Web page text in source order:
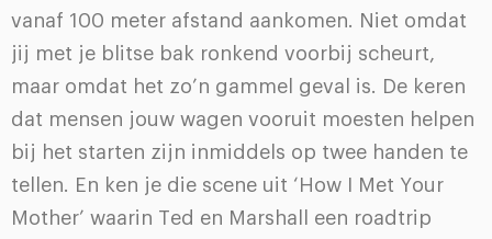
vanaf 100 meter afstand aankomen. Niet omdat
jij met je blitse bak ronkend voorbij scheurt,
maar omdat het zo’n gammel geval is. De keren
dat mensen jouw wagen vooruit moesten helpen
bij het starten zijn inmiddels op twee handen te
tellen. En ken je die scene uit ‘How I Met Your
Mother’ waarin Ted en Marshall een roadtrip